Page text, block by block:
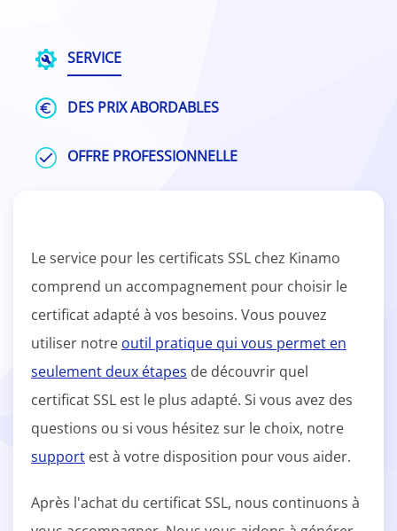
SERVICE
DES PRIX ABORDABLES
OFFRE PROFESSIONNELLE
Le service pour les certificats SSL chez Kinamo
comprend un accompagnement pour choisir le
certificat adapté à vos besoins. Vous pouvez
utiliser notre outil pratique qui vous permet en
seulement deux étapes de découvrir quel
certificat SSL est le plus adapté. Si vous avez des
questions ou si vous hésitez sur le choix, notre
support est à votre disposition pour vous aider.
Après l'achat du certificat SSL, nous continuons à